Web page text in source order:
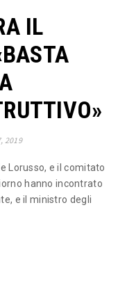
IL
2019
Lorusso, e il comitato
hanno incontrato
e il ministro degli